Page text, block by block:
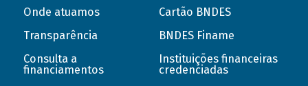
Onde atuamos
Transparência
Consulta a
financiamentos
Cartão BNDES
BNDES Finame
Instituições financeiras
credenciadas